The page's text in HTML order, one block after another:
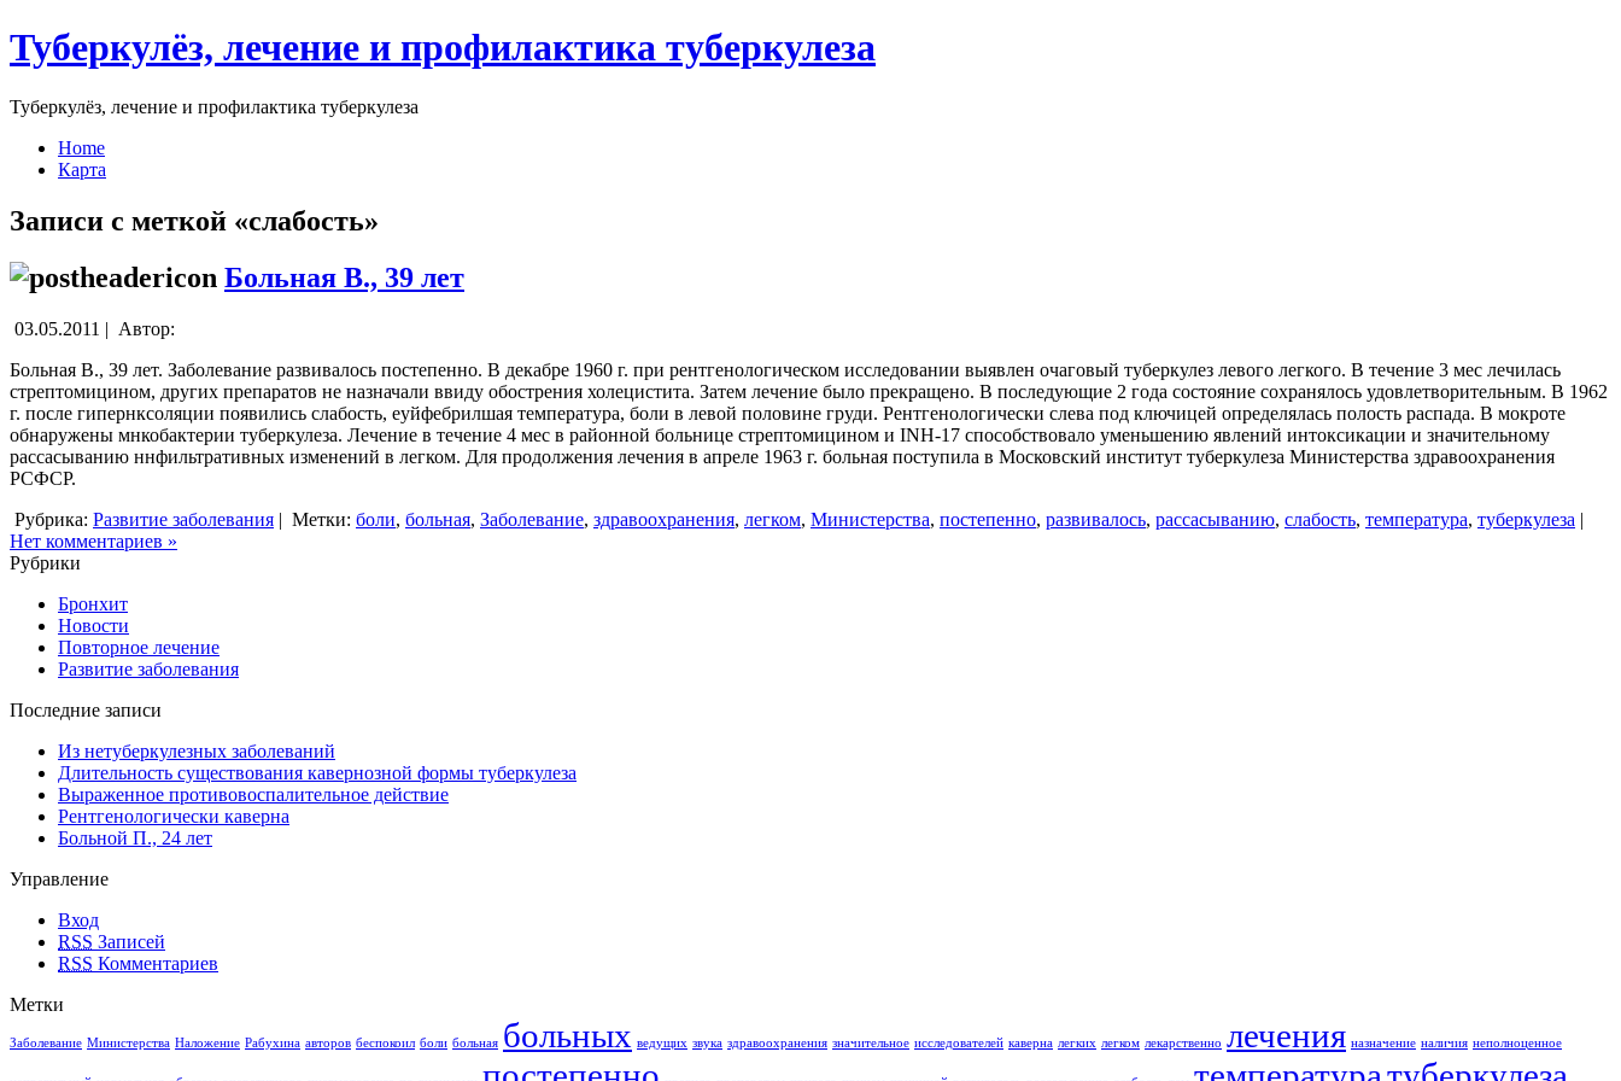
Туберкулёз, лечение и профилактика туберкулеза
Туберкулёз, лечение и профилактика туберкулеза
Home
Карта
Записи с меткой «слабость»
Больная В., 39 лет
03.05.2011 | Автор:
Больная В., 39 лет. Заболевание развивалось постепенно. В декабре 1960 г. при рентгенологическом исследовании выявлен очаговый туберкулез левого легкого. В течение 3 мес лечилась
стрептомицином, других препаратов не назначали ввиду обострения холецистита. Затем лечение было прекращено. В последующие 2 года состояние сохранялось удовлетворительным. В 1962
г. после гипернксоляции появились слабость, еуйфебрилшая температура, боли в левой половине груди. Рентгенологически слева под ключицей определялась полость распада. В мокроте
обнаружены мнкобактерии туберкулеза. Лечение в течение 4 мес в районной больнице стрептомицином и INH-17 способствовало уменьшению явлений интоксикации и значительному
рассасыванию ннфильтративных изменений в легком. Для продолжения лечения в апреле 1963 г. больная поступила в Московский институт туберкулеза Министерства здравоохранения
РСФСР.
Рубрика: Развитие заболевания | Метки: боли, больная, Заболевание, здравоохранения, легком, Министерства, постепенно, развивалось, рассасыванию, слабость, температура, туберкулеза |
Нет комментариев »
Рубрики
Бронхит
Новости
Повторное лечение
Развитие заболевания
Последние записи
Из нетуберкулезных заболеваний
Длительность существования кавернозной формы туберкулеза
Выраженное противовоспалительное действие
Рентгенологически каверна
Больной П., 24 лет
Управление
Вход
RSS Записей
RSS Комментариев
Метки
Заболевание Министерства Наложение Рабухина авторов беспокоил боли больная больных ведущих звука здравоохранения значительное исследователей каверна легких легком лекарственно лечения назначение наличия неполноценное